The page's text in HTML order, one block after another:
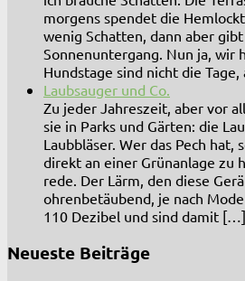
morgens spendet die
wenig Schatten, dann aber
Sonnenuntergang. Nun ja, wir
Hundstage sind nicht die
Laubsauger und Co.
Zu jeder Jahreszeit, aber vor
sie in Parks und Gärten: die
Laubbläser. Wer das Pech hat,
direkt an einer Grünanlage zu
rede. Der Lärm, den diese
ohrenbetäubend, je nach
110 Dezibel und sind damit […]
Neueste Beiträge